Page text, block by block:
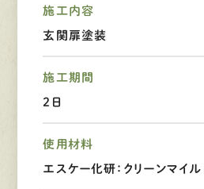
施工内容
玄関扉塗装
施工期間
2日
使用材料
エスケー化研：クリーンマイ